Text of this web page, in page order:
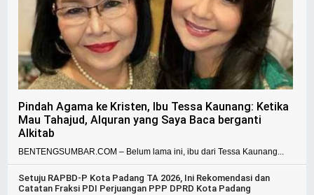
Pindah Agama ke Kristen, Ibu Tessa Kaunang: Ketika
Mau Tahajud, Alquran yang Saya Baca berganti
Alkitab
BENTENGSUMBAR.COM – Belum lama ini, ibu dari Tessa Kaunang...
Setuju RAPBD-P Kota Padang TA 2026, Ini Rekomendasi dan
Catatan Fraksi PDI Perjuangan PPP DPRD Kota Padang